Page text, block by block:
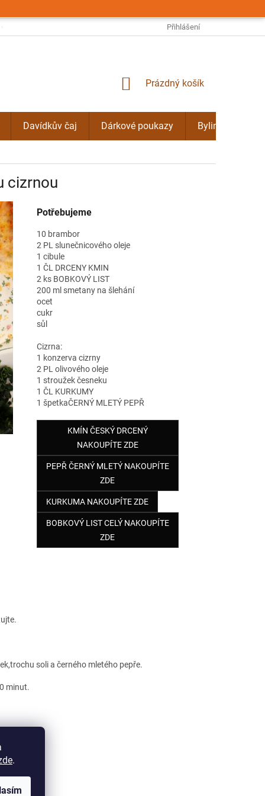
.
OBCHODNÍ PODMÍNKY PODMÍNKY OCHRANY OSOBNÍCH ÚDAJŮ
Přihlášení
NÁKUPNÍ
Prázdný košík
Davídkův čaj Dárkové poukazy Bylinné kúry
cizrnou
Potřebujeme
10 brambor
2 PL slunečnicového oleje
1 cibule
1 ČL DRCENY KMIN
2 ks BOBKOVÝ LIST
200 ml smetany na šlehání
ocet
cukr
sůl
Cizrna:
1 konzerva cizrny
2 PL olivového oleje
1 stroužek česneku
1 ČL KURKUMY
1 špetkaČERNÝ MLETÝ PEPŘ
KMÍN ČESKÝ DRCENÝ
NAKOUPÍTE ZDE
PEPŘ ČERNÝ MLETÝ NAKOUPÍTE
ZDE
KURKUMA NAKOUPÍTE ZDE
BOBKOVÝ LIST CELÝ NAKOUPÍTE
ZDE
soli a černého mletého pepře.
minut.